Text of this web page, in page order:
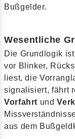
Bußgelder.
Wesentliche
Die Grundlogik
vor Blinker,
liest, die
signalisiert, fährt
Vorfahrt und
aus dem